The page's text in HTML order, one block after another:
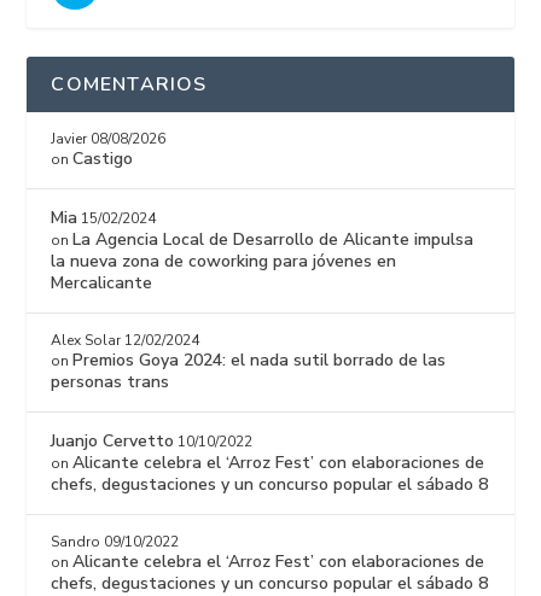
COMENTARIOS
Javier 08/08/2026
onCastigo
Mia 15/02/2024
on La Agencia Local de Desarrollo de Alicante impulsa
la nueva zona de coworking para jóvenes en
Mercalicante
Alex Solar 12/02/2024
on Premios Goya 2024: el nada sutil borrado de las
personas trans
Juanjo Cervetto 10/10/2022
onAlicante celebra el ‘Arroz Fest’ con elaboraciones de
chefs, degustaciones y un concurso popular el sábado 8
Sandro 09/10/2022
onAlicante celebra el ‘Arroz Fest’ con elaboraciones de
chefs, degustaciones y un concurso popular el sábado 8